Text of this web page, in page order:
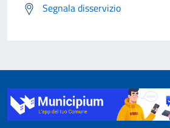
Segnala disservizio